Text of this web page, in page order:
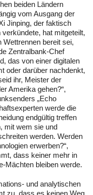
beiden Ländern
vom Ausgang der
Jinping, der faktisch
hat mitgeteilt,
bereit sei,
Zentralbank-Chef
das von einer digitalen
oder darüber nachdenkt,
ihr, Meister der
Amerika gehen?“,
„Echo
werde die
endgültig treffen
mit wem sie und
werden. Werden
erwerben?“,
dass keiner mehr in
Mächten bleiben werde.
und analytischen